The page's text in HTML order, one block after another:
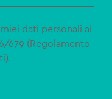
dati personali ai
679 (Regolamento